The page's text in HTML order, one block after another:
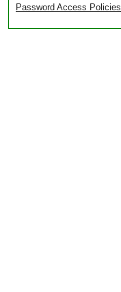
Password Access Policies